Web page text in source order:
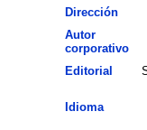
Dirección
Autor
corporativo
Editorial
Idioma